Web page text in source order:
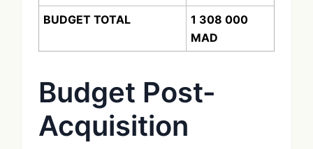
BUDGET TOTAL
1 308 000
MAD
Budget Post-
Acquisition